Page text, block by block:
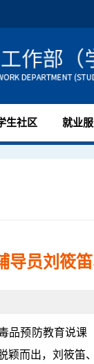
生社区 就业
导员刘筱
品预防教育说
颖而出，刘筱